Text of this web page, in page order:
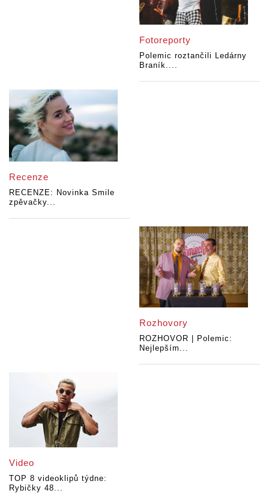
Fotoreporty
Polemic roztančili Ledárny
Braník....
Recenze
RECENZE: Novinka Smile
zpěvačky...
Rozhovory
ROZHOVOR | Polemic:
Nejlepším...
Video
TOP 8 videoklipů týdne:
Rybičky 48...